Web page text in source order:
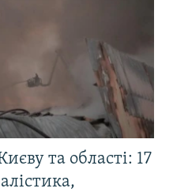
та області: 17